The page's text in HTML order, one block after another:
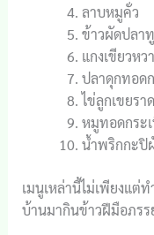
ลาบหมูคั่ว
ข้าวผัดปลาทู
แกงเขียวหว
ปลาดุกทอด
ไข่ลูกเขยรา
หมูทอดกระ
น้ำพริกกะปิ
เมนูเหล่านี้ไม่เพียงแต่
บ้านมากินข้าวฝีมือภร